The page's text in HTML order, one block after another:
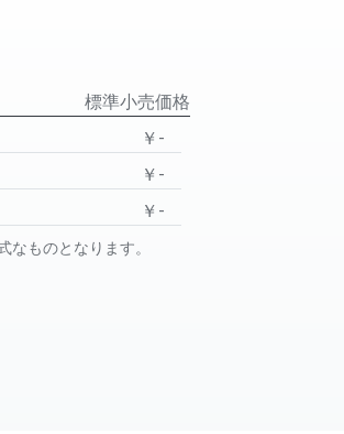
標準小売価格
￥-
￥-
￥-
ものとなります。